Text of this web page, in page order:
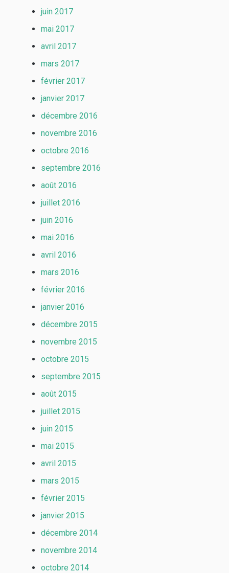
juin 2017
mai 2017
avril 2017
mars 2017
février 2017
janvier 2017
décembre 2016
novembre 2016
octobre 2016
septembre 2016
août 2016
juillet 2016
juin 2016
mai 2016
avril 2016
mars 2016
février 2016
janvier 2016
décembre 2015
novembre 2015
octobre 2015
septembre 2015
août 2015
juillet 2015
juin 2015
mai 2015
avril 2015
mars 2015
février 2015
janvier 2015
décembre 2014
novembre 2014
octobre 2014